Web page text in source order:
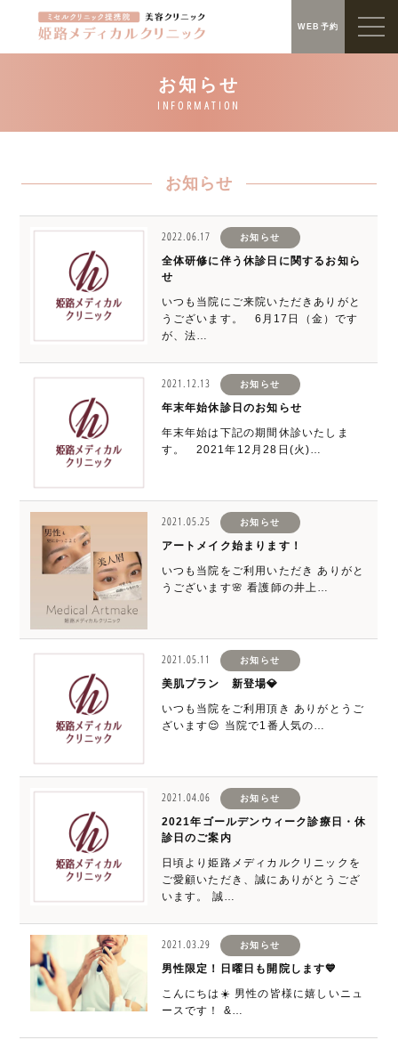
WEB予約
お知らせ
2022.06.17 お知らせ
全体研修に伴う休診日に関するお知ら
せ
いつも当院にご来院いただきありがと
うございます。 6月17日（金）です
が、法…
2021.12.13 お知らせ
年末年始休診日のお知らせ
年末年始は下記の期間休診いたしま
す。 2021年12月28日(火)…
2021.05.25 お知らせ
アートメイク始まります！
いつも当院をご利用いただき ありがと
うございます🌸 看護師の井上…
2021.05.11 お知らせ
美肌プラン 新登場💎
いつも当院をご利用頂き ありがとうご
ざいます😌 当院で1番人気の…
2021.04.06 お知らせ
2021年ゴールデンウィーク診療日・休
診日のご案内
日頃より姫路メディカルクリニックを
ご愛顧いただき、誠にありがとうござ
います。 誠…
2021.03.29 お知らせ
男性限定！日曜日も開院します💙
こんにちは☀️ 男性の皆様に嬉しいニュ
ースです！ &…